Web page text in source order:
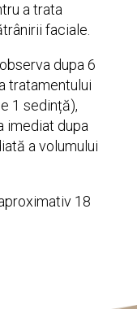
a trata
faciale.
dupa 6
tratamentului
1 sedință),
imediat dupa
a volumului
18